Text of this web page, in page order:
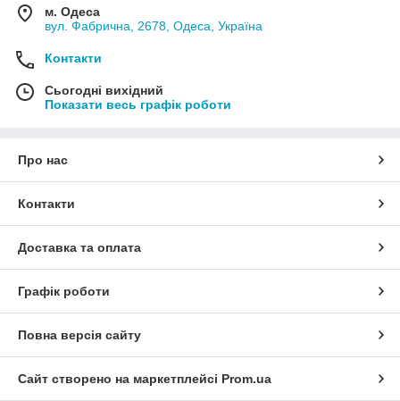
м. Одеса
вул. Фабрична, 2678, Одеса, Україна
Контакти
Сьогодні вихідний
Показати весь графік роботи
Про нас
Контакти
Доставка та оплата
Графік роботи
Повна версія сайту
Сайт створено на маркетплейсі Prom.ua